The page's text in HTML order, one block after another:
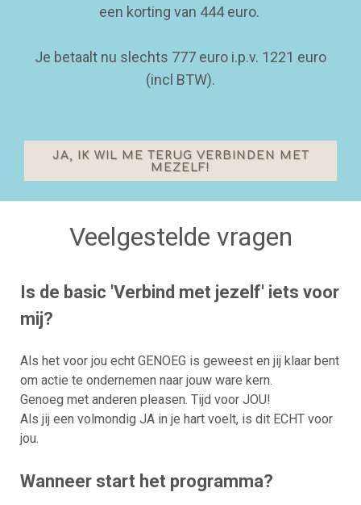
een korting van 444 euro.
Je betaalt nu slechts 777 euro i.p.v. 1221 euro
(incl BTW).
JA, IK WIL ME TERUG VERBINDEN MET
MEZELF!
Veelgestelde vragen
Is de basic 'Verbind met jezelf' iets voor
mij?
Als het voor jou echt GENOEG is geweest en jij klaar bent
om actie te ondernemen naar jouw ware kern.
Genoeg met anderen pleasen. Tijd voor JOU!
Als jij een volmondig JA in je hart voelt, is dit ECHT voor
jou.
Wanneer start het programma?